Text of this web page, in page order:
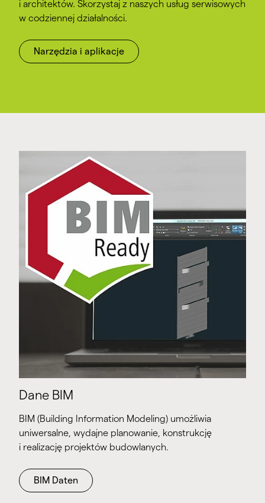
i architektów. Skorzystaj z naszych usług serwisowych
w codziennej działalności.
Narzędzia i aplikacje
Dane BIM
BIM (Building Information Modeling) umożliwia
uniwersalne, wydajne planowanie, konstrukcję
i realizację projektów budowlanych.
BIM Daten